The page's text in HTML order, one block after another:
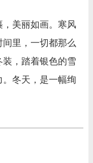
美丽如画。寒风
里，一切都那么
，踏着银色的雪
冬天，是一幅绚